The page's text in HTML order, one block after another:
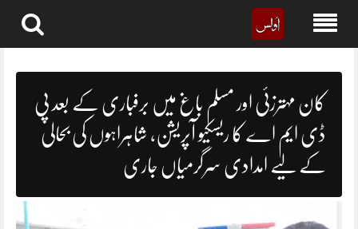
کان مہترزئی اور مسلم باغ میں برفباری کے بعد پی
ڈی ایم اے کا ریسکیو آپریشن، شاہراہوں کی بحالی
کے لیے امدادی سرگرمیاں جاری